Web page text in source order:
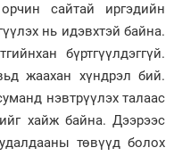
сайтай иргэдийн
нь идэвхтэй байна.
бүртгүүлдэггүй.
жаахан хүндрэл бий.
нэвтрүүлэх талаас
хайж байна. Дээрээс
төвүүд болох